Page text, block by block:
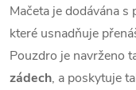
Mačeta je dodávána s
které usnadňuje
Pouzdro je navrženo
zádech, a poskytuje